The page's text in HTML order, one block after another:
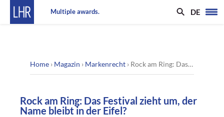
Multiple awards. DE
Home › Magazin › Markenrecht › Rock am Ring: Das Festival zieht um, der Name bleibt in der Eifel?
Rock am Ring: Das Festival zieht um, der
Name bleibt in der Eifel?